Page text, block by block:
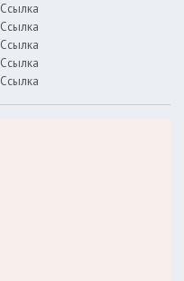
Ссылка
Ссылка
Ссылка
Ссылка
Ссылка